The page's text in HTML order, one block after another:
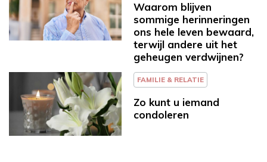
Waarom blijven
sommige herinneringen
ons hele leven bewaard,
terwijl andere uit het
geheugen verdwijnen?
FAMILIE & RELATIE
Zo kunt u iemand
condoleren